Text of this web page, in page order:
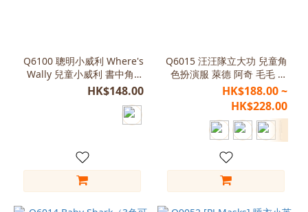
Q6100 聰明小威利 Where's
Wally 兒童小威利 書中角色
世界閱讀日
HK$148.00
Q6015 汪汪隊立大功 兒童角
色扮演服 萊德 阿奇 毛毛 天
天 珠珠 小礫
HK$188.00 ~
HK$228.00